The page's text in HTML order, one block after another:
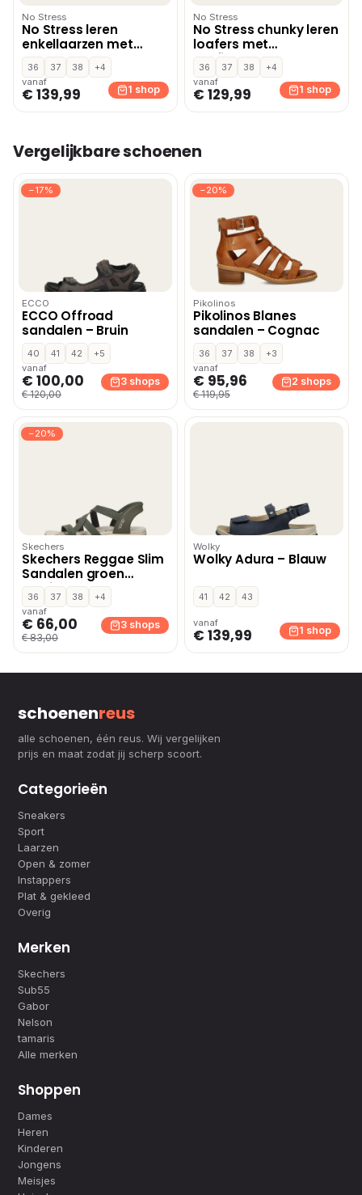
No Stress
No Stress leren
enkellaarzen met
blokhak zwart
36 37 38
+4
vanaf
€ 139,99 1 shop
No Stress
No Stress chunky leren
loafers met
profielzool zwart
36 37 38
+4
vanaf
€ 129,99 1 shop
Vergelijkbare schoenen
−17%
ECCO
ECCO Offroad
sandalen – Bruin
40 41 42
+5
vanaf
€ 100,00
€ 120,00
3 shops
−20%
Pikolinos
Pikolinos Blanes
sandalen – Cognac
36 37 38
+3
vanaf
€ 95,96
€ 119,95
2 shops
−20%
Skechers
Skechers Reggae Slim
Sandalen groen
Textiel
36 37 38
+4
vanaf
€ 66,00
€ 83,00
3 shops
Wolky
Wolky Adura – Blauw
41 42 43
vanaf
€ 139,99 1 shop
schoenenreus
alle schoenen, één reus. Wij vergelijken
prijs en maat zodat jij scherp scoort.
Categorieën
Sneakers
Sport
Laarzen
Open & zomer
Instappers
Plat & gekleed
Overig
Merken
Skechers
Sub55
Gabor
Nelson
tamaris
Alle merken
Shoppen
Dames
Heren
Kinderen
Jongens
Meisjes